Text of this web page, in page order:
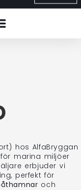
hos AlfaBryggan
för marina miljöer
erbjuder vi
perfekt för
och